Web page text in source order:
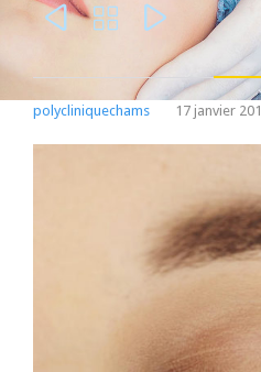
  
polycliniquechams 17 janvier